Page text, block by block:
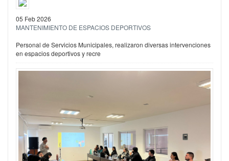
05 Feb 2026
MANTENIMIENTO DE ESPACIOS DEPORTIVOS
Personal de Servicios Municipales, realizaron diversas intervenciones
en espacios deportivos y recre